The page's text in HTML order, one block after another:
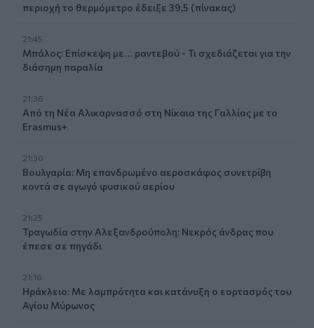
περιοχή το θερμόμετρο έδειξε 39,5 (πίνακας)
21:45
Μπάλος: Επίσκεψη με… ραντεβού - Τι σχεδιάζεται για την
διάσημη παραλία
21:36
Από τη Νέα Αλικαρνασσό στη Νίκαια της Γαλλίας με το
Erasmus+
21:30
Βουλγαρία: Μη επανδρωμένο αεροσκάφος συνετρίβη
κοντά σε αγωγό φυσικού αερίου
21:25
Τραγωδία στην Αλεξανδρούπολη: Νεκρός άνδρας που
έπεσε σε πηγάδι
21:16
Ηράκλειο: Με λαμπρότητα και κατάνυξη ο εορτασμός του
Αγίου Μύρωνος